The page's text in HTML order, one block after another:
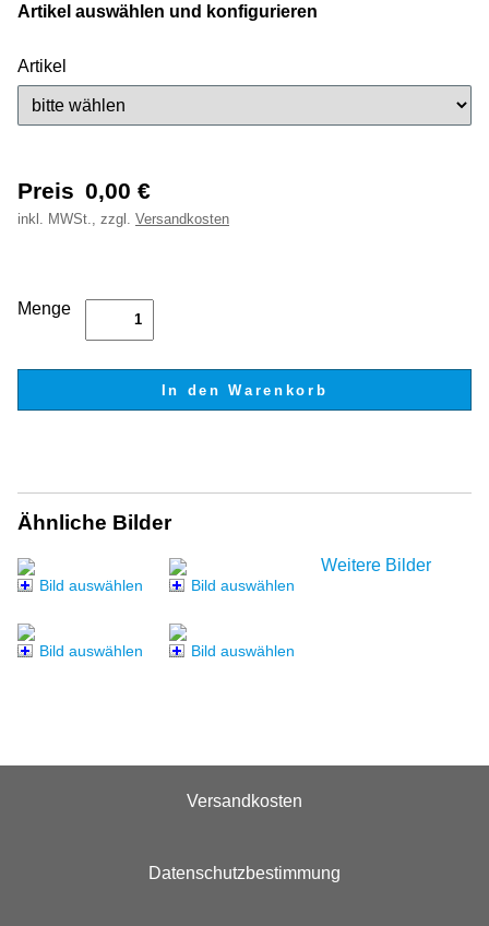
Artikel auswählen und konfigurieren
Artikel
Preis 0,00 €
inkl. MWSt., zzgl. Versandkosten
Menge
Ähnliche Bilder
Bild auswählen Bild auswählen
Bild auswählen Bild auswählen
Weitere Bilder
Versandkosten
Datenschutzbestimmung